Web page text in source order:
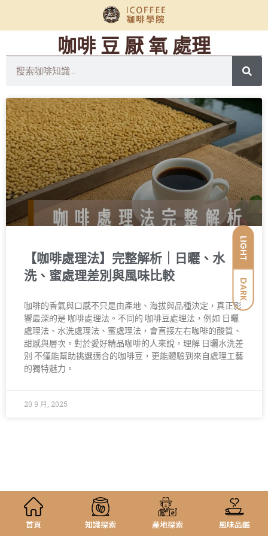
LIGHT
DARK
咖啡 豆 厭 氧 處理
【咖啡處理法】完整解析｜日曬、水
洗、蜜處理差別與風味比較
咖啡的香氣與口感不只是由產地、海拔與品種決定，真正影
響最深的是 咖啡處理法。不同的 咖啡豆處理法，例如 日曬
處理法、水洗處理法、蜜處理法，會直接左右咖啡的酸質、
甜感與層次。對於愛好精品咖啡的人來說，理解 日曬水洗差
別 不僅能幫助挑選適合的咖啡豆，更能體驗到來自處理工藝
的獨特魅力。
20 9 月, 2025
首頁 知識探索 產地探索 風味品鑑